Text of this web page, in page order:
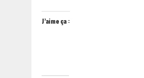
J’aime ça :